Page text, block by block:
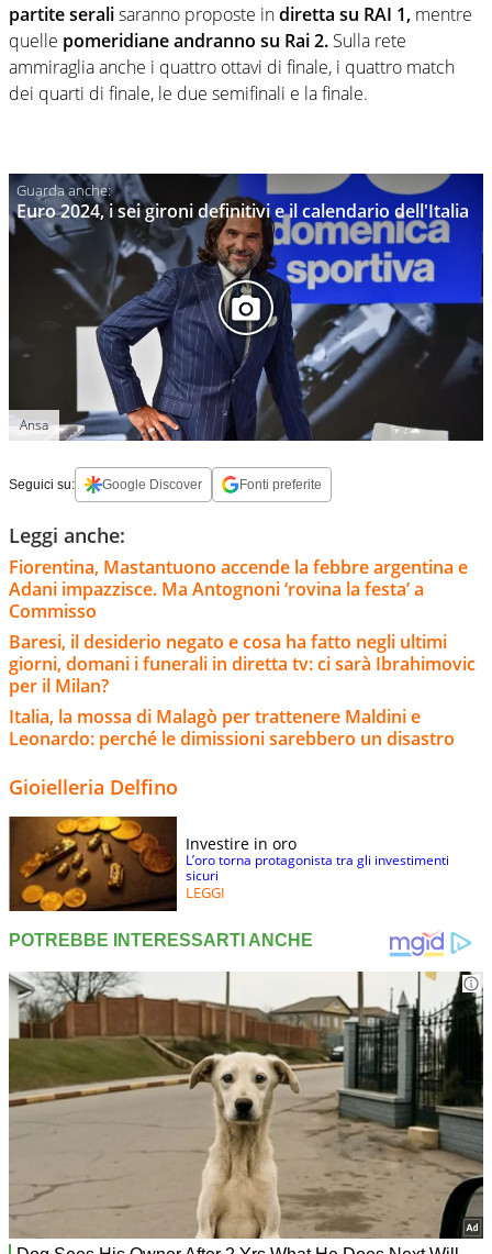
partite seralisaranno proposte indiretta su RAI 1, mentre
quelle pomeridiane andranno su Rai 2. Sulla rete
ammiraglia anche i quattro ottavi di finale, i quattro match
dei quarti di finale, le due semifinali e la finale.
Euro 2024, i sei gironi definitivi e il calendario dell'Italia
Ansa
Seguici su: Google Discover Fonti preferite
Leggi anche:
Fiorentina, Mastantuono accende la febbre argentina e
Adani impazzisce. Ma Antognoni ‘rovina la festa’ a
Commisso
Baresi, il desiderio negato e cosa ha fatto negli ultimi
giorni, domani i funerali in diretta tv: ci sarà Ibrahimovic
per il Milan?
Italia, la mossa di Malagò per trattenere Maldini e
Leonardo: perché le dimissioni sarebbero un disastro
Gioielleria Delfino
Investire in oro
L’oro torna protagonista tra gli investimenti
sicuri
LEGGI